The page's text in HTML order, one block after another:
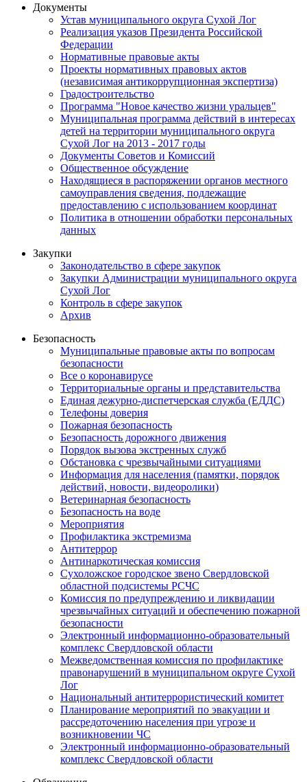
Документы
Устав муниципального округа Сухой Лог
Реализация указов Президента Российской
Федерации
Нормативные правовые акты
Проекты нормативных правовых актов
(независимая антикоррупционная экспертиза)
Градостроительство
Программа "Новое качество жизни уральцев"
Муниципальная программа действий в интересах
детей на территории муниципального округа
Сухой Лог на 2013 - 2017 годы
Документы Советов и Комиссий
Общественное обсуждение
Находящиеся в распоряжении органов местного
самоуправления сведения, подлежащие
предоставлению с использованием координат
Политика в отношении обработки персональных
данных
Закупки
Законодательство в сфере закупок
Закупки Администрации муниципального округа
Сухой Лог
Контроль в сфере закупок
Архив
Безопасность
Муниципальные правовые акты по вопросам
безопасности
Все о коронавирусе
Территориальные органы и представительства
Единая дежурно-диспетчерская служба (ЕДДС)
Телефоны доверия
Пожарная безопасность
Безопасность дорожного движения
Порядок вызова экстренных служб
Обстановка с чрезвычайными ситуациями
Информация для населения (памятки, порядок
действий, новости, видеоролики)
Ветеринарная безопасность
Безопасность на воде
Мероприятия
Профилактика экстремизма
Антитеррор
Антинаркотическая комиссия
Сухоложское городское звено Свердловской
областной подсистемы РСЧС
Комиссия по предупреждению и ликвидации
чрезвычайных ситуаций и обеспечению пожарной
безопасности
Электронный информационно-образовательный
комплекс Cвердловской области
Межведомственная комиссия по профилактике
правонарушений в муниципальном округе Сухой
Лог
Национальный антитеррористический комитет
Планирование мероприятий по эвакуации и
рассредоточению населения при угрозе и
возникновении ЧС
Электронный информационно-образовательный
комплекс Свердловской области